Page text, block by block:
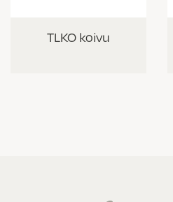
TLKO koivu